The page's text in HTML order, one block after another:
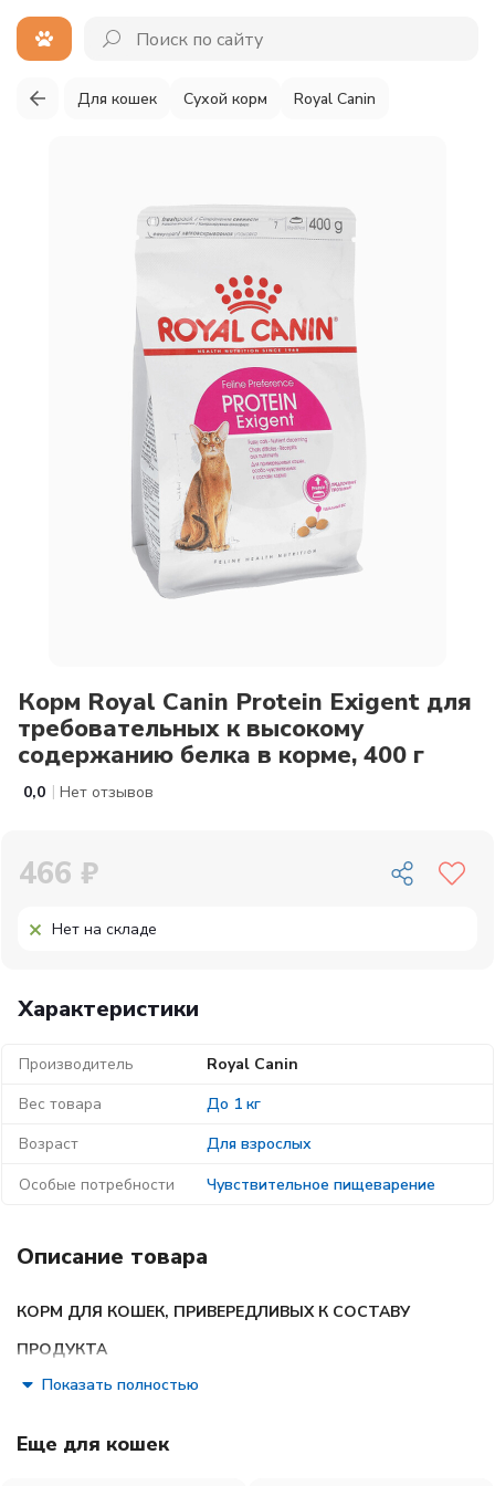
Для кошек Сухой корм Royal Canin
Корм Royal Canin Protein Exigent для
требовательных к высокому
содержанию белка в корме, 400 г
0,0 | Нет отзывов
Характеристики
Производитель
Royal Canin
Вес товара
До 1 кг
Возраст
Для взрослых
Особые потребности
Чувствительное пищеварение
466 ₽
Нет на складе
Описание товара
КОРМ ДЛЯ КОШЕК, ПРИВЕРЕДЛИВЫХ К СОСТАВУ
ПРОДУКТА
Наличие индивидуальных пищевых предпочтений
Показать полностью
Еще для кошек